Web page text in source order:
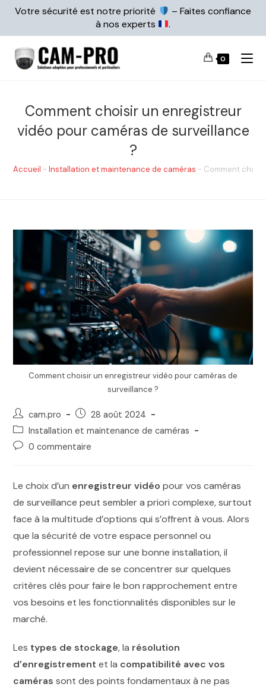
Votre sécurité est notre priorité
– Faites confiance
à nos experts
.
0
Comment choisir un enregistreur
vidéo pour caméras de surveillance
?
Accueil -Installation et maintenance de caméras - Comment
Comment choisir un enregistreur vidéo pour caméras de
surveillance ?
cam.pro
28 août 2024
Installation et maintenance de caméras
0 commentaire
Le choix d’un enregistreur vidéo pour vos caméras
de surveillance peut sembler a priori complexe, surtout
face à la multitude d’options qui s’offrent à vous. Alors
que la sécurité de votre espace personnel ou
professionnel repose sur une bonne installation, il
devient nécessaire de se concentrer sur quelques
critères clés pour faire le bon rapprochement entre
vos besoins et les fonctionnalités disponibles sur le
marché.
Les types de stockage, la résolution
d’enregistrement et la compatibilité avec vos
caméras sont des points fondamentaux à ne pas